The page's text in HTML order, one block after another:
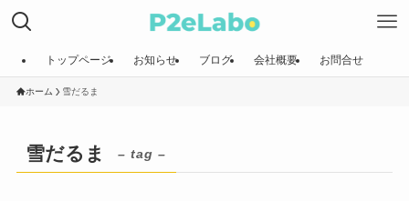
トップページ お知らせ ブログ 会社概要 お問合せ
ホーム 雪だるま
雪だるま – tag –